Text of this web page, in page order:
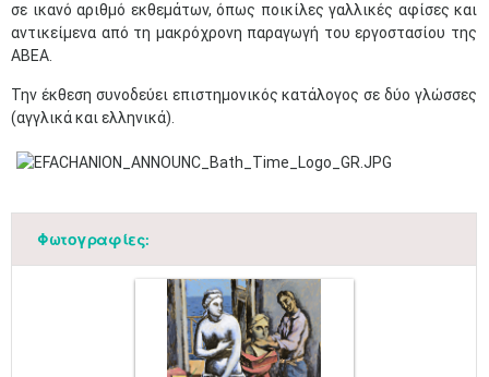
σε ικανό αριθμό εκθεμάτων, όπως ποικίλες γαλλικές αφίσες και
αντικείμενα από τη μακρόχρονη παραγωγή του εργοστασίου της
ΑΒΕΑ.
Την έκθεση συνοδεύει επιστημονικός κατάλογος σε δύο γλώσσες
(αγγλικά και ελληνικά).
Φωτογραφίες: